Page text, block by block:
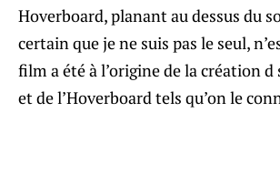
Hoverboard, planant au dessus du
certain que je ne suis pas le seul,
film a été à l’origine de la création
et de l’Hoverboard tels qu’on le